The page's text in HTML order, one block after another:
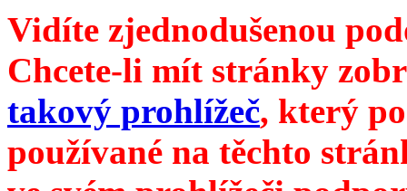
Vidíte zjednodušenou
Chcete-li mít stránky
takový prohlížeč, který
používané na těchto